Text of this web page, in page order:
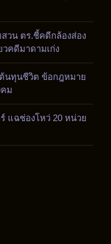
วน ตร.ชี้คดีกล้องส่อง
วคดีมาดามเก่ง
ต้นทุนชีวิต ข้อกฎหมาย
ม
แฉช่องโหว่ 20 หน่วย